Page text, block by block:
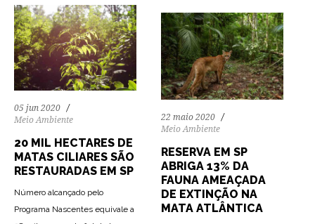
05 jun 2020
Meio Ambiente
20 MIL HECTARES DE
MATAS CILIARES SÃO
RESTAURADAS EM SP
Número alcançado pelo
Programa Nascentes equivale a
22 maio 2020
Meio Ambiente
RESERVA EM SP
ABRIGA 13% DA
FAUNA AMEAÇADA
DE EXTINÇÃO NA
MATA ATLÂNTICA